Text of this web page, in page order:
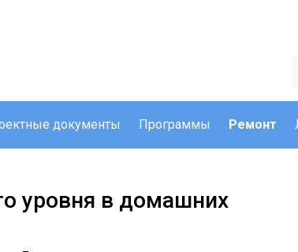
документы Программы Ремонт
уровня в домашних